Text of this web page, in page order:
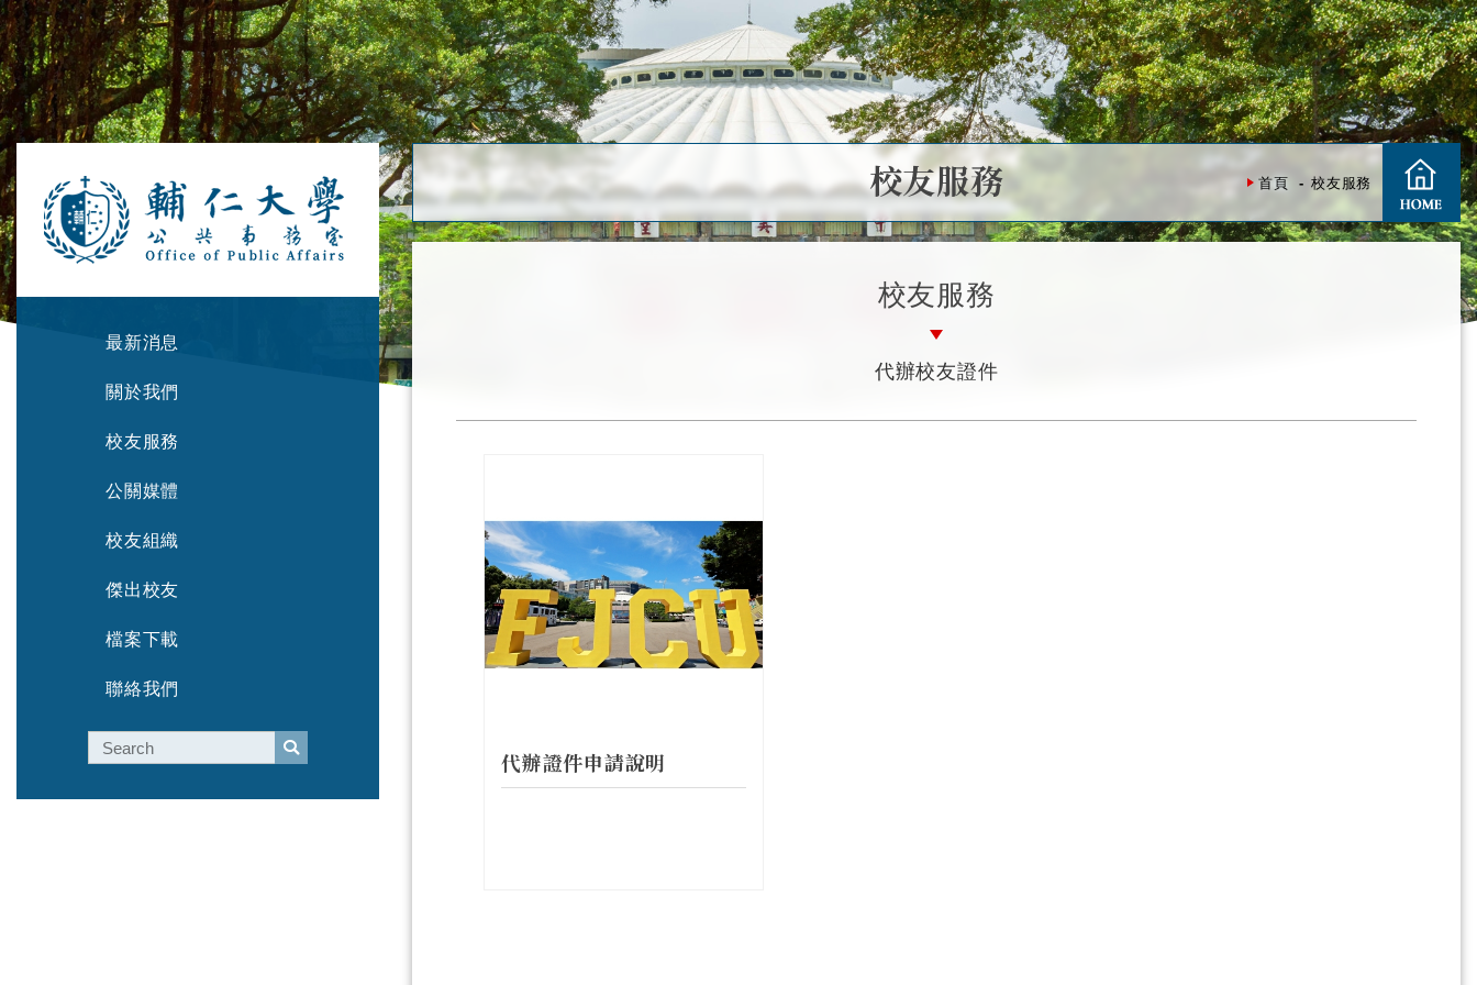
最新消息
關於我們
校友服務
公關媒體
校友組織
傑出校友
檔案下載
聯絡我們
首頁 校友服務
校友服務
校友服務
代辦校友證件
代辦證件申請說明